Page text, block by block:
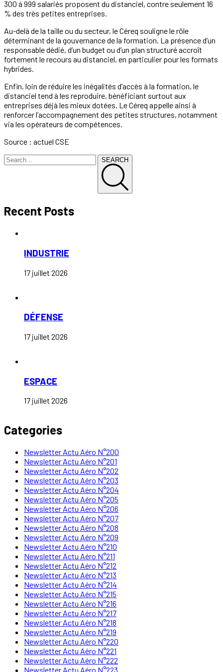
300 à 999 salariés proposent du distanciel, contre seulement 16
% des très petites entreprises.
Au-delà de la taille ou du secteur, le Céreq souligne le rôle
déterminant de la gouvernance de la formation. La présence d’un
responsable dédié, d’un budget ou d’un plan structuré accroît
fortement le recours au distanciel, en particulier pour les formats
hybrides.
Enfin, loin de réduire les inégalités d’accès à la formation, le
distanciel tend à les reproduire, bénéficiant surtout aux
entreprises déjà les mieux dotées. Le Céreq appelle ainsi à
renforcer l’accompagnement des petites structures, notamment
via les opérateurs de compétences.
Source : actuel CSE
SEARCH
Recent Posts
INDUSTRIE
17 juillet 2026
DÉFENSE
17 juillet 2026
ESPACE
17 juillet 2026
Categories
Newsletter Actu Aéro N°200
Newsletter Actu Aéro N°201
Newsletter Actu Aéro N°202
Newsletter Actu Aéro N°203
Newsletter Actu Aéro N°204
Newsletter Actu Aéro N°205
Newsletter Actu Aéro N°206
Newsletter Actu Aéro N°207
Newsletter Actu Aéro N°208
Newsletter Actu Aéro N°209
Newsletter Actu Aéro N°210
Newsletter Actu Aéro N°211
Newsletter Actu Aéro N°212
Newsletter Actu Aéro N°213
Newsletter Actu Aéro N°214
Newsletter Actu Aéro N°215
Newsletter Actu Aéro N°216
Newsletter Actu Aéro N°217
Newsletter Actu Aéro N°218
Newsletter Actu Aéro N°219
Newsletter Actu Aéro N°220
Newsletter Actu Aéro N°221
Newsletter Actu Aéro N°222
Newsletter Actu Aéro N°223